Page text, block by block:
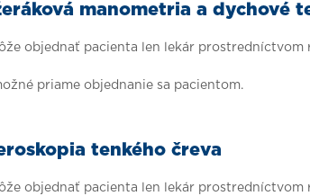
manometria a dychové
objednať pacienta len lekár prostredníctvom
priame objednanie sa pacientom.
tenkého čreva
objednať pacienta len lekár prostredníctvom